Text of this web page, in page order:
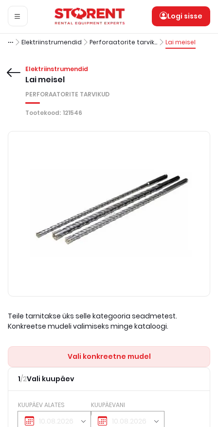
Logi sisse
Elektriinstrumendid Perforaatorite tarvikud Lai meisel
Elektriinstrumendid
Lai meisel
PERFORAATORITE TARVIKUD
Tootekood: 121546
Teile tarnitakse üks selle kategooria seadmetest.
Konkreetse mudeli valimiseks minge kataloogi.
Vali konkreetne mudel
1/2Vali kuupäev
KUUPÄEV ALATES KUUPÄEVANI